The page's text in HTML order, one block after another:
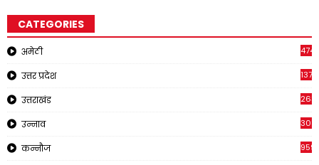
CATEGORIES
अमेठी 4747
उत्तर प्रदेश 1375
उत्तराखंड
उन्नाव 308
कन्नौज 959